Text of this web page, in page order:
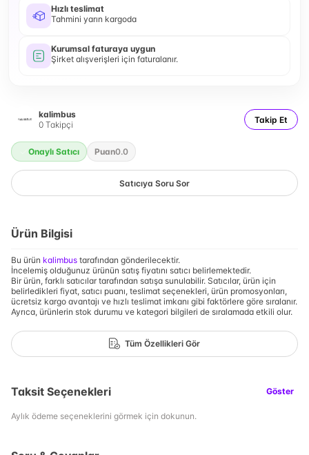
Hızlı teslimat
Tahmini yarın kargoda
Kurumsal faturaya uygun
Şirket alışverişleri için faturalanır.
kalimbus
0 Takipçi Takip Et
Onaylı Satıcı Puan0.0
Satıcıya Soru Sor
Ürün Bilgisi
Bu ürün kalimbus tarafından gönderilecektir.
İncelemiş olduğunuz ürünün satış fiyatını satıcı belirlemektedir.
Bir ürün, farklı satıcılar tarafından satışa sunulabilir. Satıcılar, ürün için
belirledikleri fiyat, satıcı puanı, teslimat seçenekleri, ürün promosyonları,
ücretsiz kargo avantajı ve hızlı teslimat imkanı gibi faktörlere göre sıralanır.
Ayrıca, ürünlerin stok durumu ve kategori bilgileri de sıralamada etkili olur.
Tüm Özellikleri Gör
Taksit Seçenekleri Göster
Aylık ödeme seçeneklerini görmek için dokunun.